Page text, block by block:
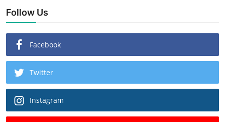
Follow Us
Facebook
Twitter
Instagram